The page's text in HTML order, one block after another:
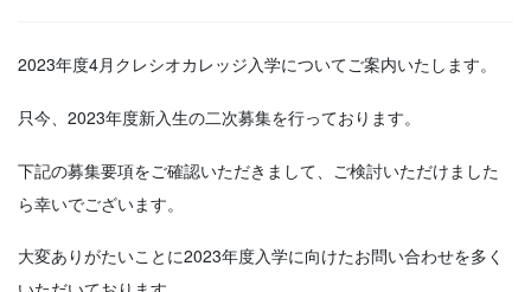
2023年度4月クレシオカレッジ入学についてご案内いたします。
只今、2023年度新入生の二次募集を行っております。
下記の募集要項をご確認いただきまして、ご検討いただけました
ら幸いでございます。
大変ありがたいことに2023年度入学に向けたお問い合わせを多く